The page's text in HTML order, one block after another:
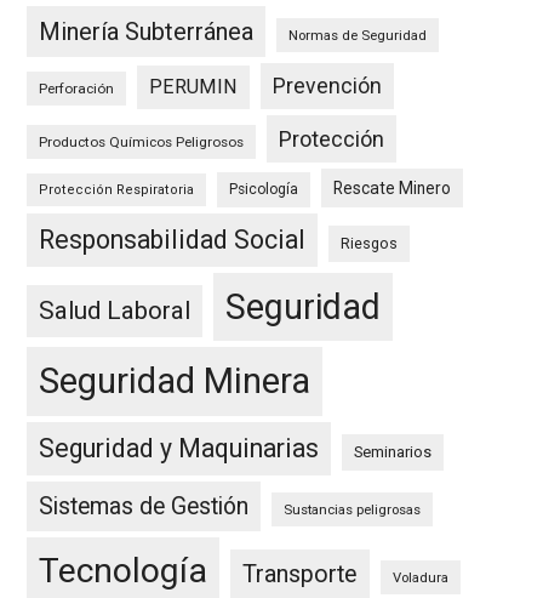
Minería Subterránea Normas de Seguridad
Perforación PERUMIN Prevención
Productos Químicos Peligrosos Protección
Protección Respiratoria Psicología Rescate Minero
Responsabilidad Social Riesgos
Salud Laboral
Seguridad
Seguridad Minera
Seguridad y Maquinarias Seminarios
Sistemas de Gestión Sustancias peligrosas
Tecnología Transporte Voladura